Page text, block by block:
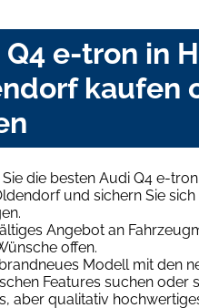
e-tron in
kaufen
die besten Audi Q4 e-
und sichern Sie sich
Angebot an
offen.
Modell mit den
Features suchen oder
aber qualitativ